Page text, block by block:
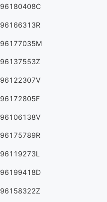
96180408C
96166313R
96177035M
96137553Z
96122307V
96172805F
96106138V
96175789R
96119273L
96199418D
96158322Z